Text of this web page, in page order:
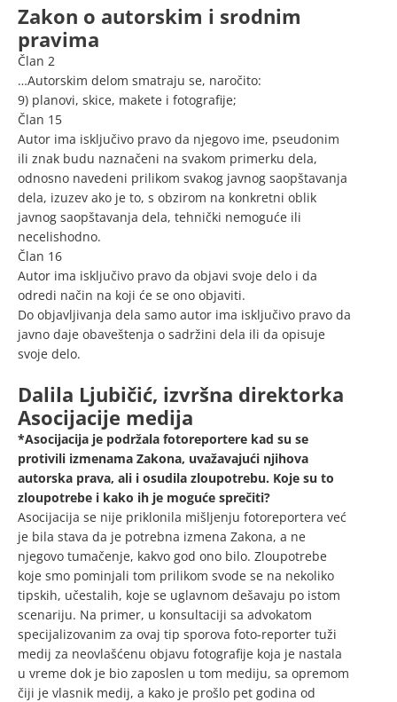
Zakon o autorskim i srodnim
pravima
Član 2
…Autorskim delom smatraju se, naročito:
9) planovi, skice, makete i fotografije;
Član 15
Autor ima isključivo pravo da njegovo ime, pseudonim
ili znak budu naznačeni na svakom primerku dela,
odnosno navedeni prilikom svakog javnog saopštavanja
dela, izuzev ako je to, s obzirom na konkretni oblik
javnog saopštavanja dela, tehnički nemoguće ili
necelishodno.
Član 16
Autor ima isključivo pravo da objavi svoje delo i da
odredi način na koji će se ono objaviti.
Do objavljivanja dela samo autor ima isključivo pravo da
javno daje obaveštenja o sadržini dela ili da opisuje
svoje delo.
Dalila Ljubičić, izvršna direktorka
Asocijacije medija
*Asocijacija je podržala fotoreportere kad su se
protivili izmenama Zakona, uvažavajući njihova
autorska prava, ali i osudila zloupotrebu. Koje su to
zloupotrebe i kako ih je moguće sprečiti?
Asocijacija se nije priklonila mišljenju fotoreportera već
je bila stava da je potrebna izmena Zakona, a ne
njegovo tumačenje, kakvo god ono bilo. Zloupotrebe
koje smo pominjali tom prilikom svode se na nekoliko
tipskih, učestalih, koje se uglavnom dešavaju po istom
scenariju. Na primer, u konsultaciji sa advokatom
specijalizovanim za ovaj tip sporova foto-reporter tuži
medij za neovlašćenu objavu fotografije koja je nastala
u vreme dok je bio zaposlen u tom mediju, sa opremom
čiji je vlasnik medij, a kako je prošlo pet godina od